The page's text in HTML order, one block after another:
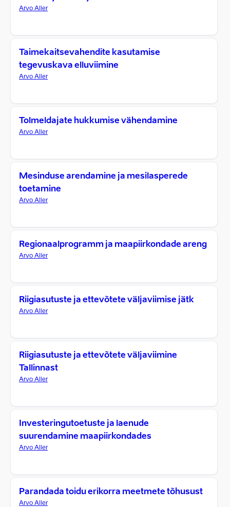
Arvo Aller
Taimekaitsevahendite kasutamise
tegevuskava elluviimine
Arvo Aller
Tolmeldajate hukkumise vähendamine
Arvo Aller
Mesinduse arendamine ja mesilasperede
toetamine
Arvo Aller
Regionaalprogramm ja maapiirkondade areng
Arvo Aller
Riigiasutuste ja ettevõtete väljaviimise jätk
Arvo Aller
Riigiasutuste ja ettevõtete väljaviimine
Tallinnast
Arvo Aller
Investeringutoetuste ja laenude
suurendamine maapiirkondades
Arvo Aller
Parandada toidu erikorra meetmete tõhusust
Arvo Aller